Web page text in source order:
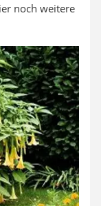
noch weitere